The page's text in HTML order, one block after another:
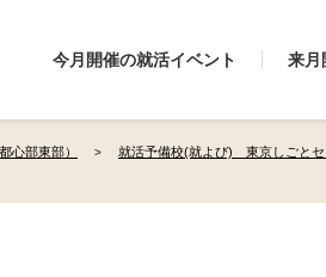
今月開催の就活イベント 来月
心部東部）
就活予備校(就よび) 東京しごとセ